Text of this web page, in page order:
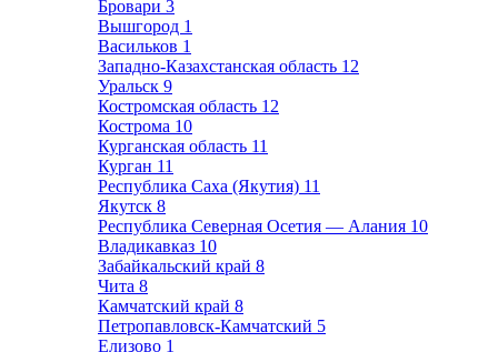
Бровари 3
Вышгород 1
Васильков 1
Западно-Казахстанская область 12
Уральск 9
Костромская область 12
Кострома 10
Курганская область 11
Курган 11
Республика Саха (Якутия) 11
Якутск 8
Республика Северная Осетия — Алания 10
Владикавказ 10
Забайкальский край 8
Чита 8
Камчатский край 8
Петропавловск-Камчатский 5
Елизово 1